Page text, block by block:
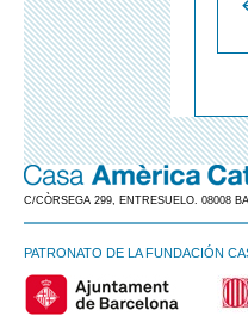
C/CÒRSEGA 299, ENTRESUELO. 08008
PATRONATO DE LA FUNDACIÓN